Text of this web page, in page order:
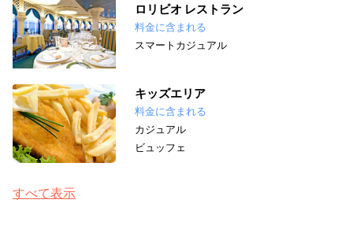
ロリビオ レストラン
料金に含まれる
スマートカジュアル
キッズエリア
料金に含まれる
カジュアル
ビュッフェ
すべて表示